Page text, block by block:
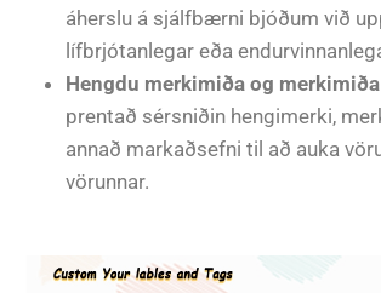
áherslu á sjálfbærni bjóðum við
lífbrjótanlegar eða
Hengdu merkimiða og merkimiða
prentað sérsniðin hengimerki,
annað markaðsefni til að auka
vörunnar.